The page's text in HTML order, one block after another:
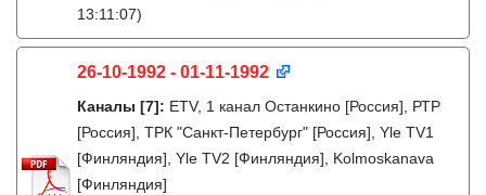
13:11:07)
26-10-1992 - 01-11-1992
Каналы [7]: ETV, 1 канал Останкино [Россия], РТР
[Россия], ТРК "Санкт-Петербург" [Россия], Yle TV1
[Финляндия], Yle TV2 [Финляндия], Kolmoskanava
[Финляндия]